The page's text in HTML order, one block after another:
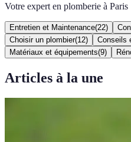
Votre expert en plomberie à Paris
Entretien et Maintenance(22)
Choisir un plombier(12) Conseils
Matériaux et équipements(9)
Articles à la une